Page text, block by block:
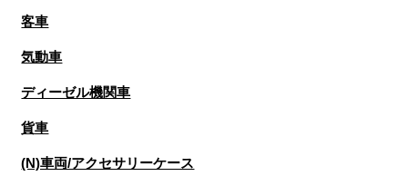
客車
気動車
ディーゼル機関車
貨車
(N)車両/アクセサリーケース